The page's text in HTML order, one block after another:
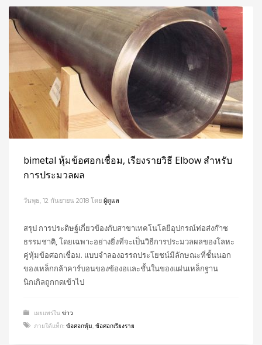
bimetal หุ้มข้อศอกเชื่อม, เรียงรายวิธี Elbow สำหรับ
การประมวลผล
วันพุธ, 12 กันยายน 2018 โดย ผู้ดูแล
สรุป การประดิษฐ์เกี่ยวข้องกับสาขาเทคโนโลยีอุปกรณ์ท่อส่งก๊าซ
ธรรมชาติ, โดยเฉพาะอย่างยิ่งที่จะเป็นวิธีการประมวลผลของโลหะ
คู่หุ้มข้อศอกเชื่อม. แบบจำลองอรรถประโยชน์มีลักษณะที่ชั้นนอก
ของเหล็กกล้าคาร์บอนของข้องอและชั้นในของแผ่นเหล็กฐาน
นิกเกิลถูกกดเข้าไป
เผยแพร่ใน ข่าว
ภายใต้แท็ก: ข้อศอกหุ้ม, ข้อศอกเรียงราย